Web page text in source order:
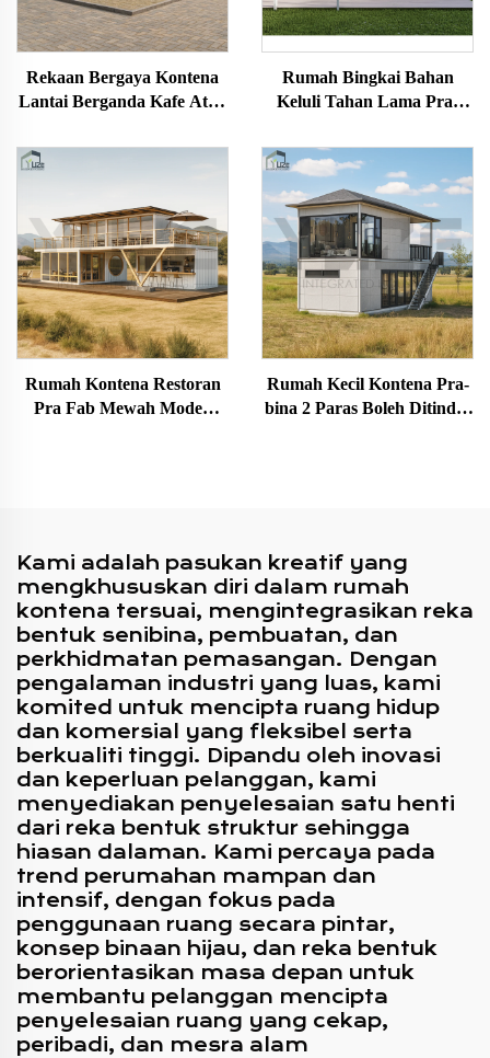
Rekaan Bergaya Kontena
Lantai Berganda Kafe Atap
Penghantaran Dijual
Rumah Bingkai Bahan
Keluli Tahan Lama Pra-
3 Bilik Tidur, Rumah
Kontena Hotel untuk
Australia
Rumah Kontena Restoran
Pra Fab Mewah Moden
Rumah Kecil Kontena Pra-
bina 2 Paras Boleh Ditindih
Kami adalah pasukan kreatif yang
mengkhususkan diri dalam rumah
kontena tersuai, mengintegrasikan reka
bentuk senibina, pembuatan, dan
perkhidmatan pemasangan. Dengan
pengalaman industri yang luas, kami
komited untuk mencipta ruang hidup
dan komersial yang fleksibel serta
berkualiti tinggi. Dipandu oleh inovasi
dan keperluan pelanggan, kami
menyediakan penyelesaian satu henti
dari reka bentuk struktur sehingga
hiasan dalaman. Kami percaya pada
trend perumahan mampan dan
intensif, dengan fokus pada
penggunaan ruang secara pintar,
konsep binaan hijau, dan reka bentuk
berorientasikan masa depan untuk
membantu pelanggan mencipta
penyelesaian ruang yang cekap,
peribadi, dan mesra alam